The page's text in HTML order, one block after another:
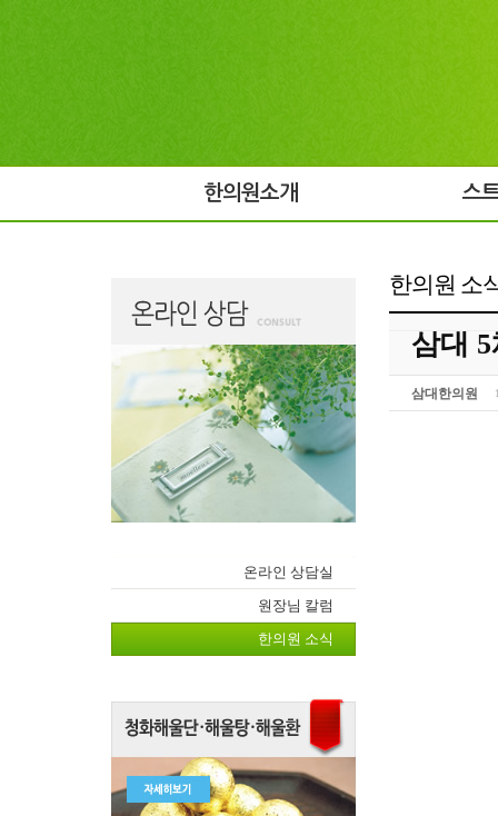
한의원소개 스
온라인 상담실
원장님 칼럼
한의원 소식
한의원 소
삼대
삼대한의원